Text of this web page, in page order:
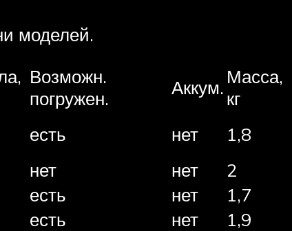
моделей.
Возможн.
погружен.
Аккум. Масса,
кг
есть нет
1,8
нет нет
2
есть нет
1,7
есть нет
1,9